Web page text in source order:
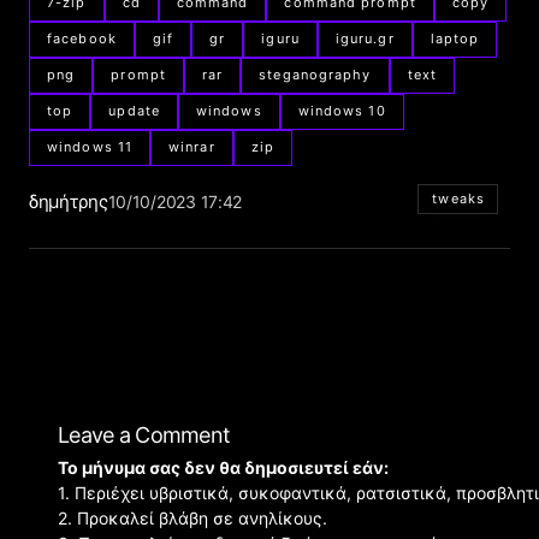
facebook gif gr iguru iguru.gr laptop
png prompt rar steganography text
top update windows windows 10
windows 11 winrar zip
δημήτρης10/10/2023 17:42 tweaks
Leave a Comment
Το μήνυμα σας δεν θα δημοσιευτεί εάν:
1. Περιέχει υβριστικά, συκοφαντικά, ρατσιστικά,
2. Προκαλεί βλάβη σε ανηλίκους.